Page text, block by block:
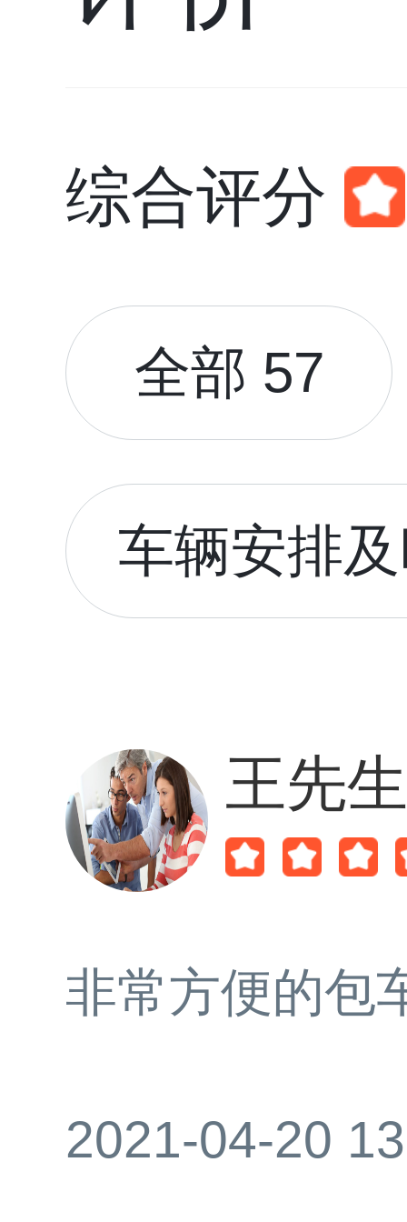
综合评分
全部 57
车辆安排
王先
非常方便的包
2021-04-20